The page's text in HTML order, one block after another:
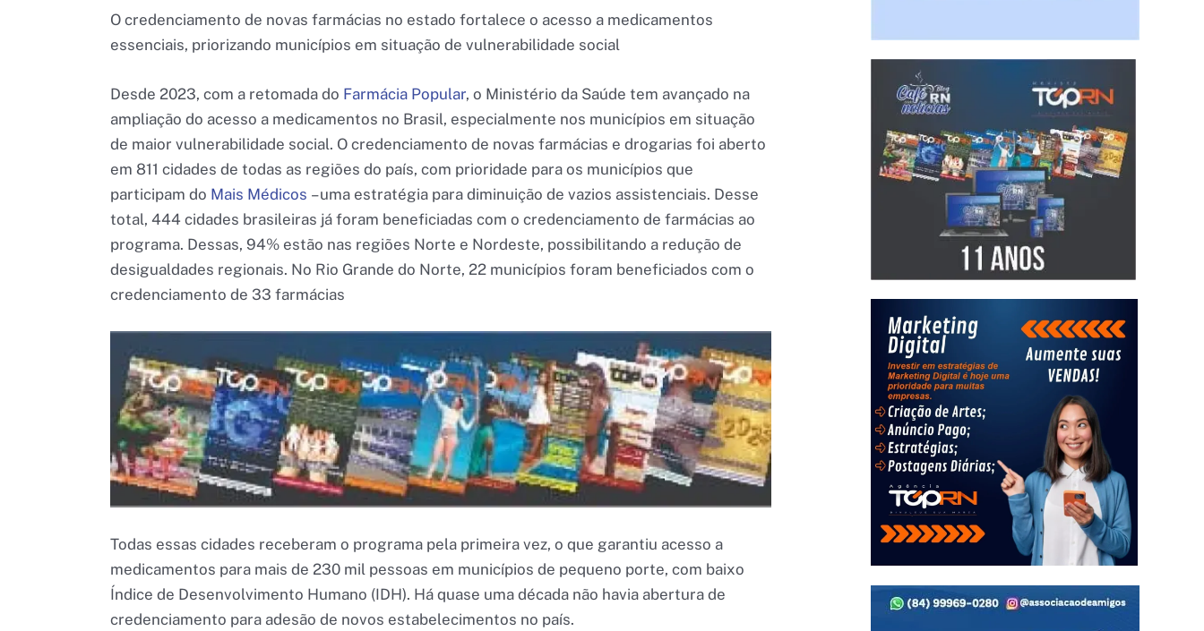
O credenciamento de novas farmácias no estado fortalece o acesso a medicamentos
essenciais, priorizando municípios em situação de vulnerabilidade social
Desde 2023, com a retomada do Farmácia Popular, o Ministério da Saúde tem avançado na
ampliação do acesso a medicamentos no Brasil, especialmente nos municípios em situação
de maior vulnerabilidade social. O credenciamento de novas farmácias e drogarias foi aberto
em 811 cidades de todas as regiões do país, com prioridade para os municípios que
participam do Mais Médicos – uma estratégia para diminuição de vazios assistenciais. Desse
total, 444 cidades brasileiras já foram beneficiadas com o credenciamento de farmácias ao
programa. Dessas, 94% estão nas regiões Norte e Nordeste, possibilitando a redução de
desigualdades regionais. No Rio Grande do Norte, 22 municípios foram beneficiados com o
credenciamento de 33 farmácias
Todas essas cidades receberam o programa pela primeira vez, o que garantiu acesso a
medicamentos para mais de 230 mil pessoas em municípios de pequeno porte, com baixo
Índice de Desenvolvimento Humano (IDH). Há quase uma década não havia abertura de
credenciamento para adesão de novos estabelecimentos no país.